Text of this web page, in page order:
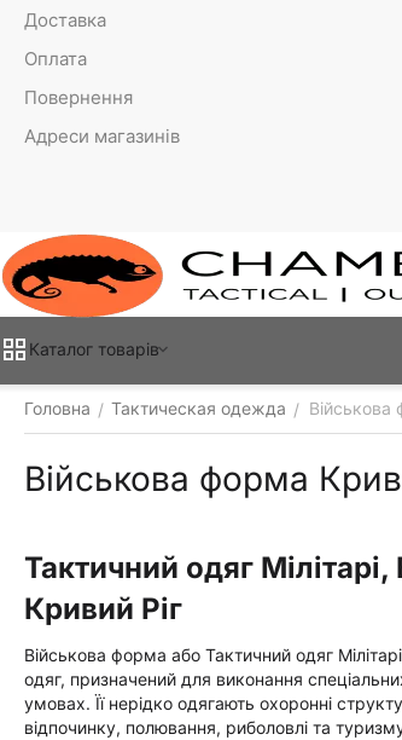
Доставка
Оплата
Повернення
Адреси магазинів
Каталог товарiв
Головна / Тактическая одежда / Військова
Військова форма
Тактичний одяг
Кривий Ріг
Військова форма або Тактичний одяг
одяг, призначений для виконання
умовах. Її нерідко одягають охоронні
відпочинку, полювання, риболовлі та